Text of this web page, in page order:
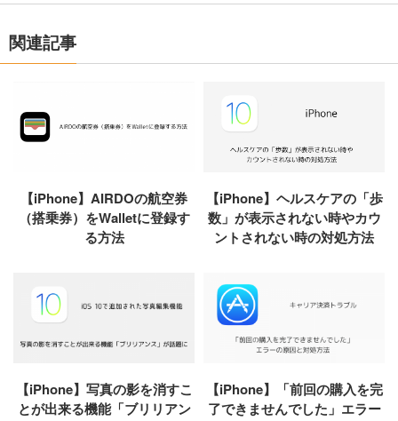
関連記事
【iPhone】AIRDOの航空券
（搭乗券）をWalletに登録す
る方法
【iPhone】ヘルスケアの「歩
数」が表示されない時やカウ
ントされない時の対処方法
【iPhone】写真の影を消すこ
とが出来る機能「ブリリアン
【iPhone】「前回の購入を完
了できませんでした」エラー